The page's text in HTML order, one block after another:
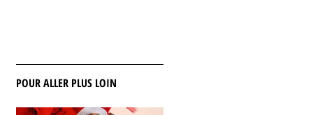
POUR ALLER PLUS LOIN